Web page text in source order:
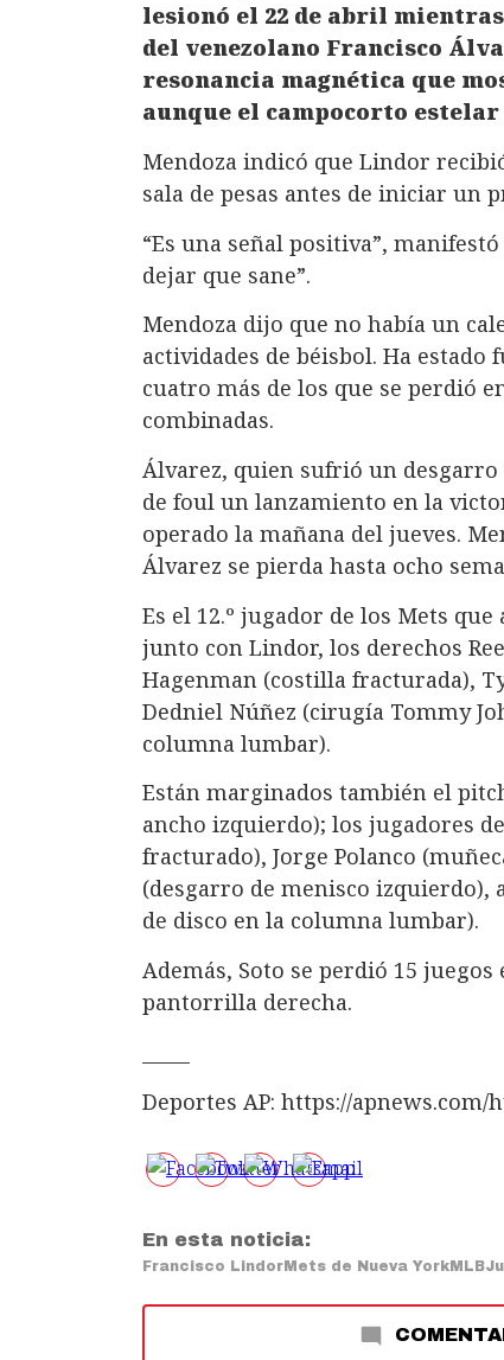
lesionó el 22 de abril
del venezolano Francisco
resonancia magnética que
aunque el campocorto
Mendoza indicó que Lindor
sala de pesas antes de iniciar un
“Es una señal positiva”,
dejar que sane”.
Mendoza dijo que no había un
actividades de béisbol. Ha
cuatro más de los que se perdió
combinadas.
Álvarez, quien sufrió un
de foul un lanzamiento en la
operado la mañana del jueves.
Álvarez se pierda hasta ocho
Es el 12.º jugador de los Mets
junto con Lindor, los derechos
Hagenman (costilla fracturada),
Dedniel Núñez (cirugía Tommy
columna lumbar).
Están marginados también el
ancho izquierdo); los jugadores
fracturado), Jorge Polanco
(desgarro de menisco izquierdo),
de disco en la columna lumbar).
Además, Soto se perdió 15
pantorrilla derecha.
Deportes AP: https://apnews.com/
En esta noticia:
Francisco LindorMets de Nueva YorkMLB